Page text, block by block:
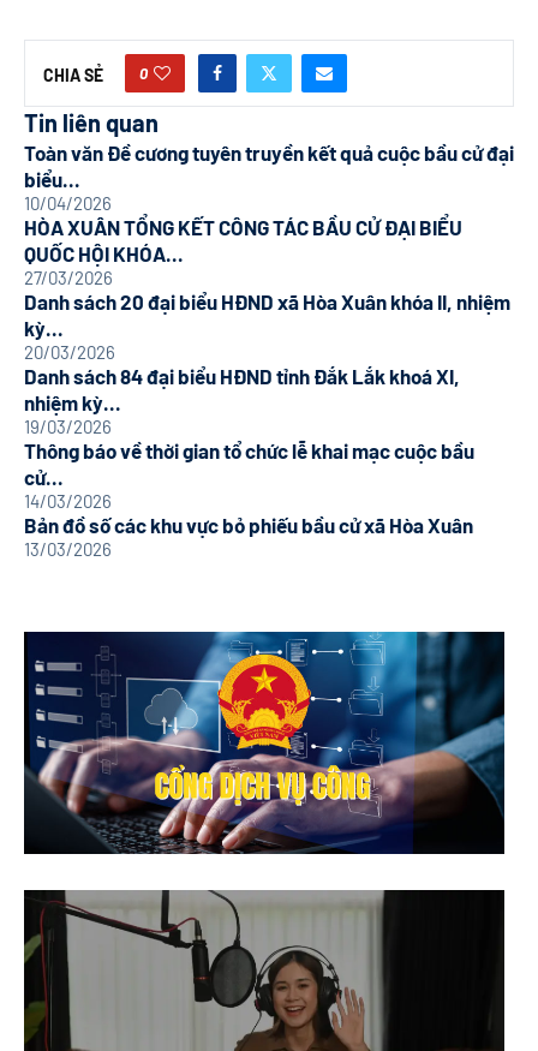
CHIA SẺ 0
Tin liên quan
Toàn văn Đề cương tuyên truyền kết quả cuộc bầu cử đại
biểu...
10/04/2026
HÒA XUÂN TỔNG KẾT CÔNG TÁC BẦU CỬ ĐẠI BIỂU
QUỐC HỘI KHÓA...
27/03/2026
Danh sách 20 đại biểu HĐND xã Hòa Xuân khóa II, nhiệm
kỳ...
20/03/2026
Danh sách 84 đại biểu HĐND tỉnh Đắk Lắk khoá XI,
nhiệm kỳ...
19/03/2026
Thông báo về thời gian tổ chức lễ khai mạc cuộc bầu
cử...
14/03/2026
Bản đồ số các khu vực bỏ phiếu bầu cử xã Hòa Xuân
13/03/2026